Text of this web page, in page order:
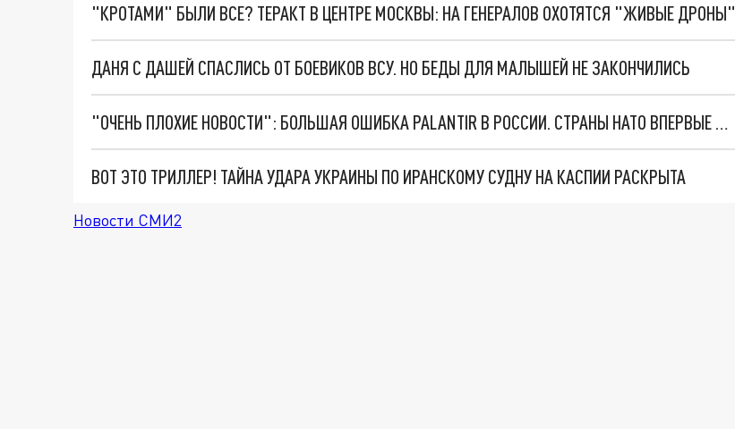
"КРОТАМИ" БЫЛИ ВСЕ? ТЕРАКТ В ЦЕНТРЕ МОСКВЫ: НА ГЕНЕРАЛОВ ОХОТЯТСЯ "ЖИВЫЕ ДРОНЫ"
ДАНЯ С ДАШЕЙ СПАСЛИСЬ ОТ БОЕВИКОВ ВСУ. НО БЕДЫ ДЛЯ МАЛЫШЕЙ НЕ ЗАКОНЧИЛИСЬ
"ОЧЕНЬ ПЛОХИЕ НОВОСТИ": БОЛЬШАЯ ОШИБКА PALANTIR В РОССИИ. СТРАНЫ НАТО ВПЕРВЫЕ ЗА СВО ОСТАНОВИЛИ ПОСТАВКИ ОРУЖИЯ. ВСУ ТЕРЯЮТ ПРИГРАНИЧЬЕ?
ВОТ ЭТО ТРИЛЛЕР! ТАЙНА УДАРА УКРАИНЫ ПО ИРАНСКОМУ СУДНУ НА КАСПИИ РАСКРЫТА
Новости СМИ2